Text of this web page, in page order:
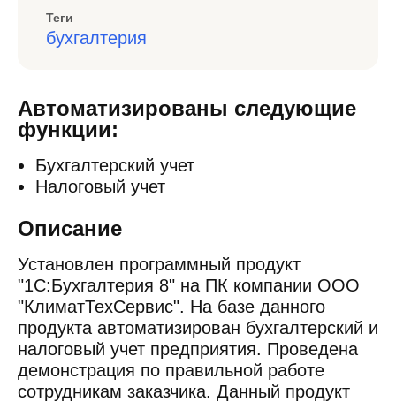
Теги
бухгалтерия
Автоматизированы следующие
функции:
Бухгалтерский учет
Налоговый учет
Описание
Установлен программный продукт
"1С:Бухгалтерия 8" на ПК компании ООО
"КлиматТехСервис". На базе данного
продукта автоматизирован бухгалтерский и
налоговый учет предприятия. Проведена
демонстрация по правильной работе
сотрудникам заказчика. Данный продукт